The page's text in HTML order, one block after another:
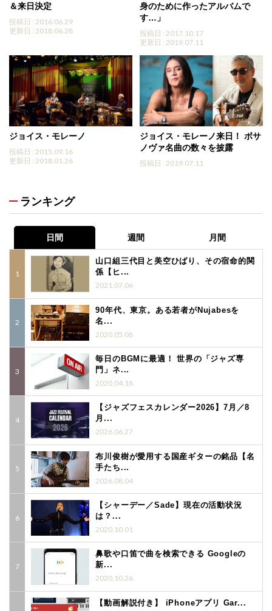
＆来日決定
投稿日 : 2016.06.29
更新日 : 2018.06.28
身のために作ったアルバムで
す…」
投稿日 : 2017.10.17
更新日 : 2019.07.11
ジョイス・モレーノ
投稿日 : 2015.09.16
更新日 : 2018.01.26
ジョイス・モレーノ来日！ ボサ
ノヴァ名曲の数々を披露
投稿日 : 2019.07.11
ランキング
日間 週間 月間
山口組三代目と美空ひばり、その宿命的関
係【ヒ...
2021.07.06
90年代、東京。ある若者がNujabesを
名...
2020.05.08
毎日のBGMに最適！ 世界の「ジャズ専
門」ネ...
2020.04.18
【ジャズフェスカレンダー2026】7月／8
月...
2026.06.27
布川俊樹が愛用する国産ギターの銘品【名
手たち...
2026.08.04
【シャーデー／Sade】現在の活動状況
は？...
2020.10.01
鼻歌や口笛で曲を検索できる Googleの
新...
2020.10.26
【動画解説付き】 iPhoneアプリ Gar...